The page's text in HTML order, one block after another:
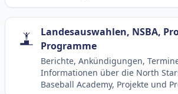
Landesauswahlen, NSBA,
Programme
Berichte, Ankündigungen,
Informationen über die North
Baseball Academy, Projekte und